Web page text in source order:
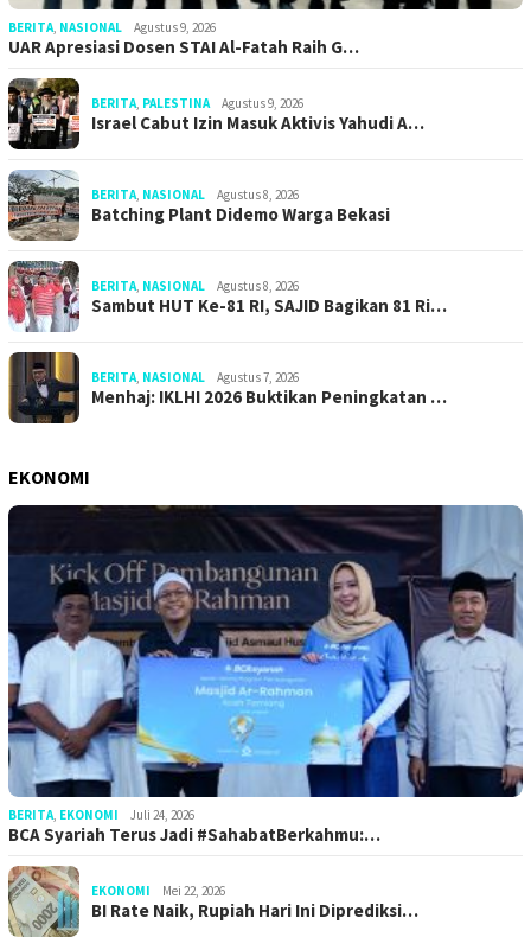
BERITA NASIONAL Agustus 9, 2026
UAR Apresiasi Dosen STAI Al-Fatah Raih G…
BERITA PALESTINA Agustus 9, 2026
Israel Cabut Izin Masuk Aktivis Yahudi A…
BERITA NASIONAL Agustus 8, 2026
Batching Plant Didemo Warga Bekasi
BERITA NASIONAL Agustus 8, 2026
Sambut HUT Ke-81 RI, SAJID Bagikan 81 Ri…
BERITA NASIONAL Agustus 7, 2026
Menhaj: IKLHI 2026 Buktikan Peningkatan …
EKONOMI
BERITA EKONOMI Juli 24, 2026
BCA Syariah Terus Jadi #SahabatBerkahmu:…
EKONOMI Mei 22, 2026
BI Rate Naik, Rupiah Hari Ini Diprediksi…